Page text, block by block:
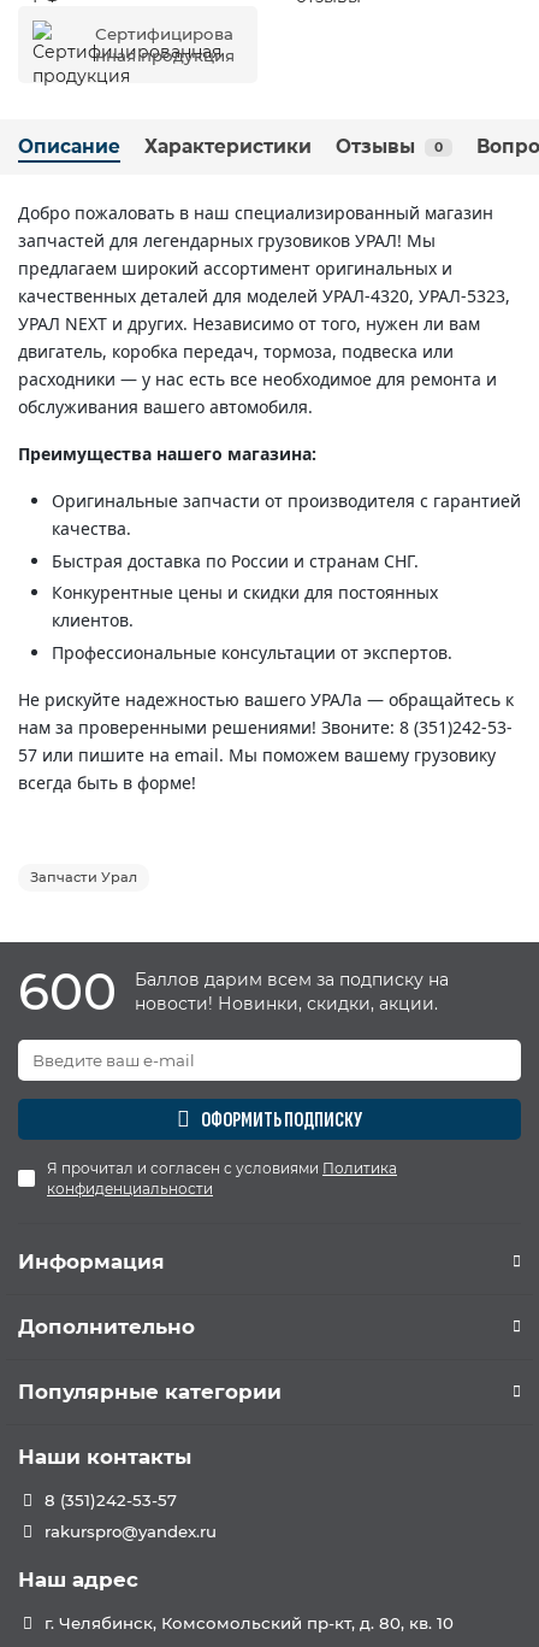
Сертифицирова
нная продукция
Описание Характеристики Отзывы 0
Добро пожаловать в наш специализированный магазин
запчастей для легендарных грузовиков УРАЛ! Мы
предлагаем широкий ассортимент оригинальных и
качественных деталей для моделей УРАЛ-4320, УРАЛ-5323,
УРАЛ NEXT и других. Независимо от того, нужен ли вам
двигатель, коробка передач, тормоза, подвеска или
расходники — у нас есть все необходимое для ремонта и
обслуживания вашего автомобиля.
Преимущества нашего магазина:
Оригинальные запчасти от производителя с гарантией
качества.
Быстрая доставка по России и странам СНГ.
Конкурентные цены и скидки для постоянных
клиентов.
Профессиональные консультации от экспертов.
Не рискуйте надежностью вашего УРАЛа — обращайтесь к
нам за проверенными решениями! Звоните: 8 (351)242-53-
57 или пишите на email. Мы поможем вашему грузовику
всегда быть в форме!
Запчасти Урал
600
Баллов дарим всем за подписку на
новости! Новинки, скидки, акции.
ОФОРМИТЬ ПОДПИСКУ
Я прочитал и согласен с условиями Политика
конфиденциальности
Информация
Дополнительно
Популярные категории
Наши контакты
8 (351)242-53-57
rakurspro@yandex.ru
Наш адрес
г. Челябинск, Комсомольский пр-кт, д. 80, кв. 10